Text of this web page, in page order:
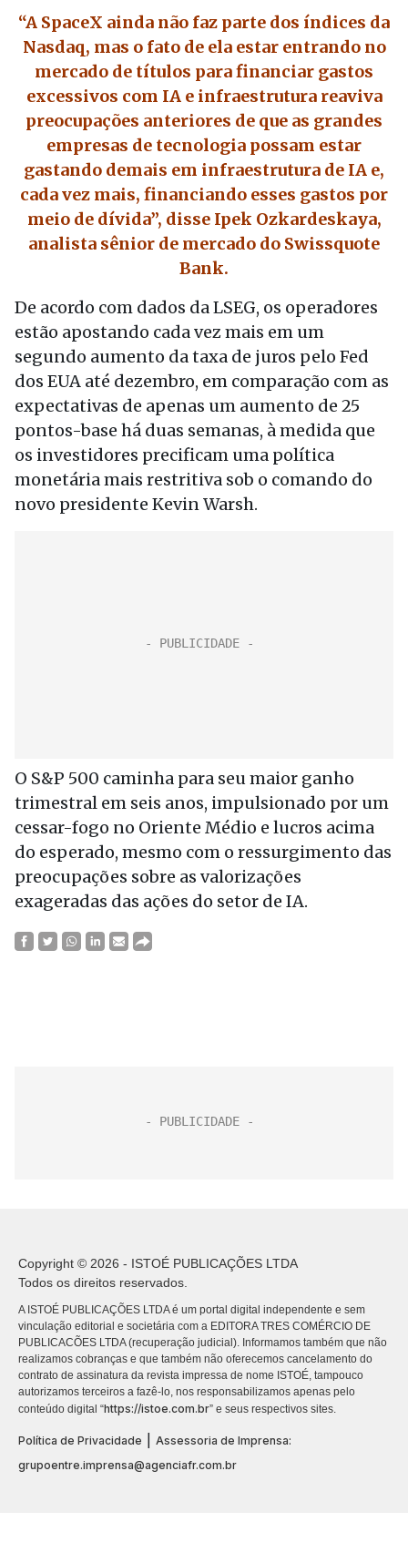
“A SpaceX ainda não faz parte dos índices da
Nasdaq, mas o fato de ela estar entrando no
mercado de títulos para financiar gastos
excessivos com IA e infraestrutura reaviva
preocupações anteriores de que as grandes
empresas de tecnologia possam estar
gastando demais em infraestrutura de IA e,
cada vez mais, financiando esses gastos por
meio de dívida”, disse Ipek Ozkardeskaya,
analista sênior de mercado do Swissquote
Bank.
De acordo com dados da LSEG, os operadores
estão apostando cada vez mais em um
segundo aumento da taxa de juros pelo Fed
dos EUA até dezembro, em comparação com as
expectativas de apenas um aumento de 25
pontos-base há duas semanas, à medida que
os investidores precificam uma política
monetária mais restritiva sob o comando do
novo presidente Kevin Warsh.
O S&P 500 caminha para seu maior ganho
trimestral em seis anos, impulsionado por um
cessar-fogo no Oriente Médio e lucros acima
do esperado, mesmo com o ressurgimento das
preocupações sobre as valorizações
exageradas das ações do setor de IA.
Copyright © 2026 - ISTOÉ PUBLICAÇÕES LTDA
Todos os direitos reservados.
A ISTOÉ PUBLICAÇÕES LTDA é um portal digital independente e sem
vinculação editorial e societária com a EDITORA TRES COMÉRCIO DE
PUBLICACÕES LTDA (recuperação judicial). Informamos também que não
realizamos cobranças e que também não oferecemos cancelamento do
contrato de assinatura da revista impressa de nome ISTOÉ, tampouco
autorizamos terceiros a fazê-lo, nos responsabilizamos apenas pelo
conteúdo digital “https://istoe.com.br” e seus respectivos sites.
Política de Privacidade
Assessoria de Imprensa:
grupoentre.imprensa@agenciafr.com.br